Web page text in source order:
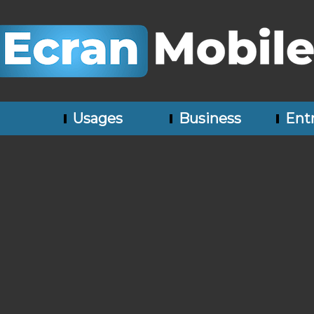
Usages Business